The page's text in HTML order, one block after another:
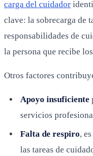
carga del cuidador
clave: la sobrecarga de
responsabilidades de
la persona que recibe
Otros factores
Apoyo insuficiente
servicios
Falta de respiro,
las tareas de